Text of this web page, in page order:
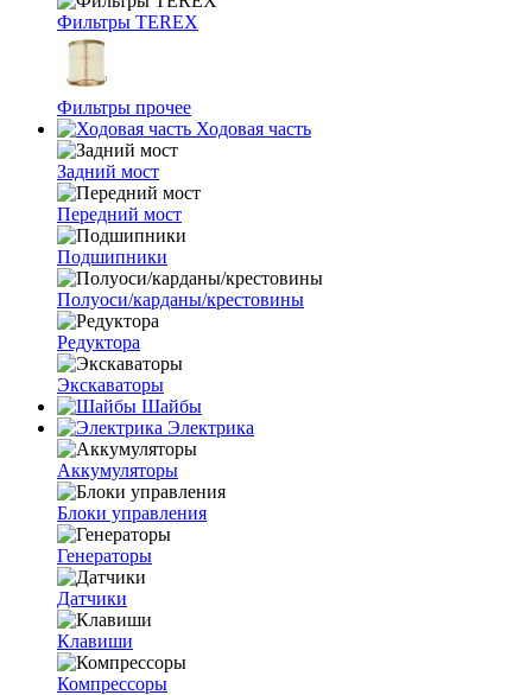
Фильтры TEREX
Фильтры прочее
Ходовая часть
Задний мост
Передний мост
Подшипники
Полуоси/карданы/крестовины
Редуктора
Экскаваторы
Шайбы
Электрика
Аккумуляторы
Блоки управления
Генераторы
Датчики
Клавиши
Компрессоры